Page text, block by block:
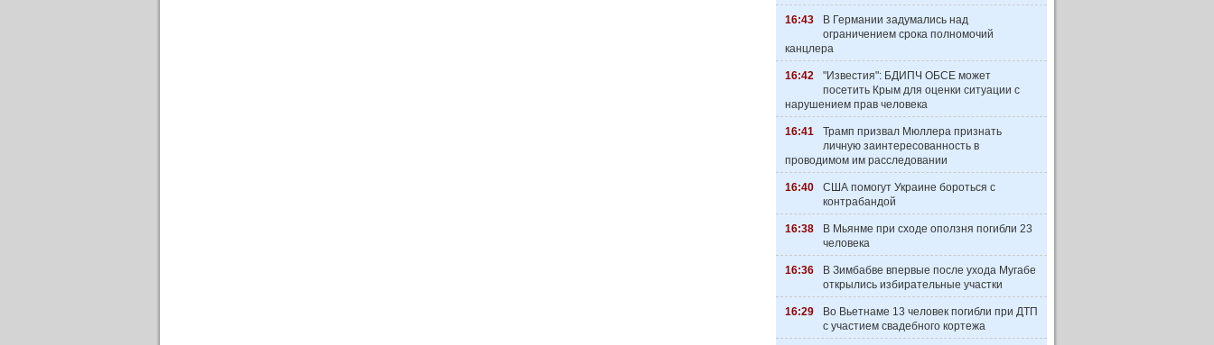
16:43
В Германии задумались над
ограничением срока полномочий
канцлера
16:42
"Известия": БДИПЧ ОБСЕ может
посетить Крым для оценки ситуации с
нарушением прав человека
16:41
Трамп призвал Мюллера признать
личную заинтересованность в
проводимом им расследовании
16:40
США помогут Украине бороться с
контрабандой
16:38
В Мьянме при сходе оползня погибли 23
человека
16:36
В Зимбабве впервые после ухода Мугабе
открылись избирательные участки
16:29
Во Вьетнаме 13 человек погибли при ДТП
с участием свадебного кортежа